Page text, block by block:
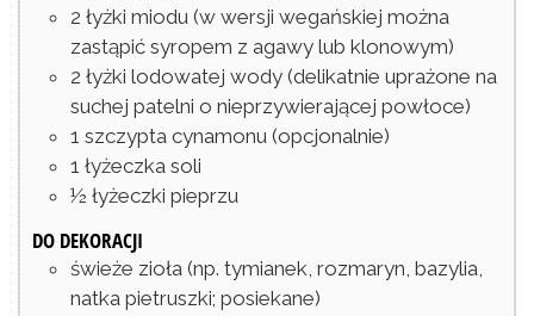
2 łyżki miodu (w wersji wegańskiej można
zastąpić syropem z agawy lub klonowym)
2 łyżki lodowatej wody (delikatnie uprażone na
suchej patelni o nieprzywierającej powłoce)
1 szczypta cynamonu (opcjonalnie)
1 łyżeczka soli
½ łyżeczki pieprzu
DO DEKORACJI
świeże zioła (np. tymianek, rozmaryn, bazylia,
natka pietruszki; posiekane)